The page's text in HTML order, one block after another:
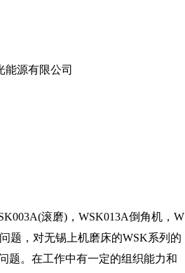
能源有限公司
滚磨)，WSK013A倒角机，W
题，对无锡上机磨床的WSK系列的
题。在工作中有一定的组织能力和